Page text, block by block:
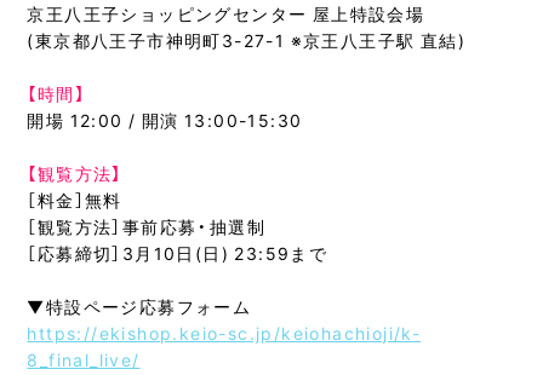
京王八王子ショッピングセンター 屋上特設会場
(東京都八王子市神明町3-27-1 ※京王八王子駅 直結)
【時間】
開場 12:00 / 開演 13:00-15:30
【観覧方法】
［料金］無料
［観覧方法］事前応募・抽選制
［応募締切］3月10日(日) 23:59まで
▼特設ページ応募フォーム
https://ekishop.keio-sc.jp/keiohachioji/k-
8_final_live/